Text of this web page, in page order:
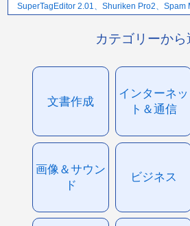
SuperTagEditor 2.01、Shuriken Pro2、Spam
カテゴリーから
文書作成
インターネッ
ト＆通信
画像＆サウン
ド
ビジネス